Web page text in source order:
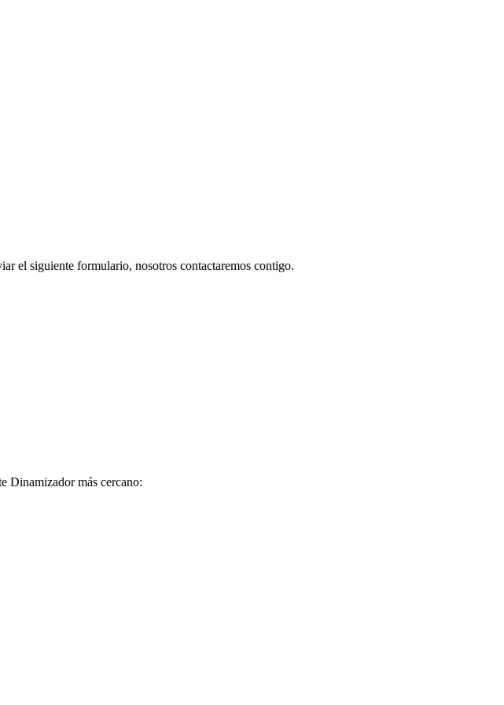
el siguiente formulario, nosotros contactaremos contigo.
Dinamizador más cercano: